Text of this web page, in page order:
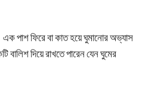
পাশ ফিরে বা কাত হয়ে ঘুমানোর অভ্যাস
দিয়ে রাখতে পারেন যেন ঘুমের